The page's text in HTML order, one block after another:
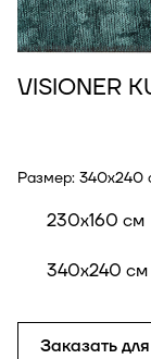
VISIONER
Размер: 340x240
230x160 см
340x240 см
Заказать